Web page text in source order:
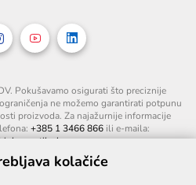
Pokušavamo osigurati što preciznije
ne možemo garantirati potpunu
proizvoda. Za najažurnije informacije
+385 1 3466 866 ili e-maila:
.
kolačiće